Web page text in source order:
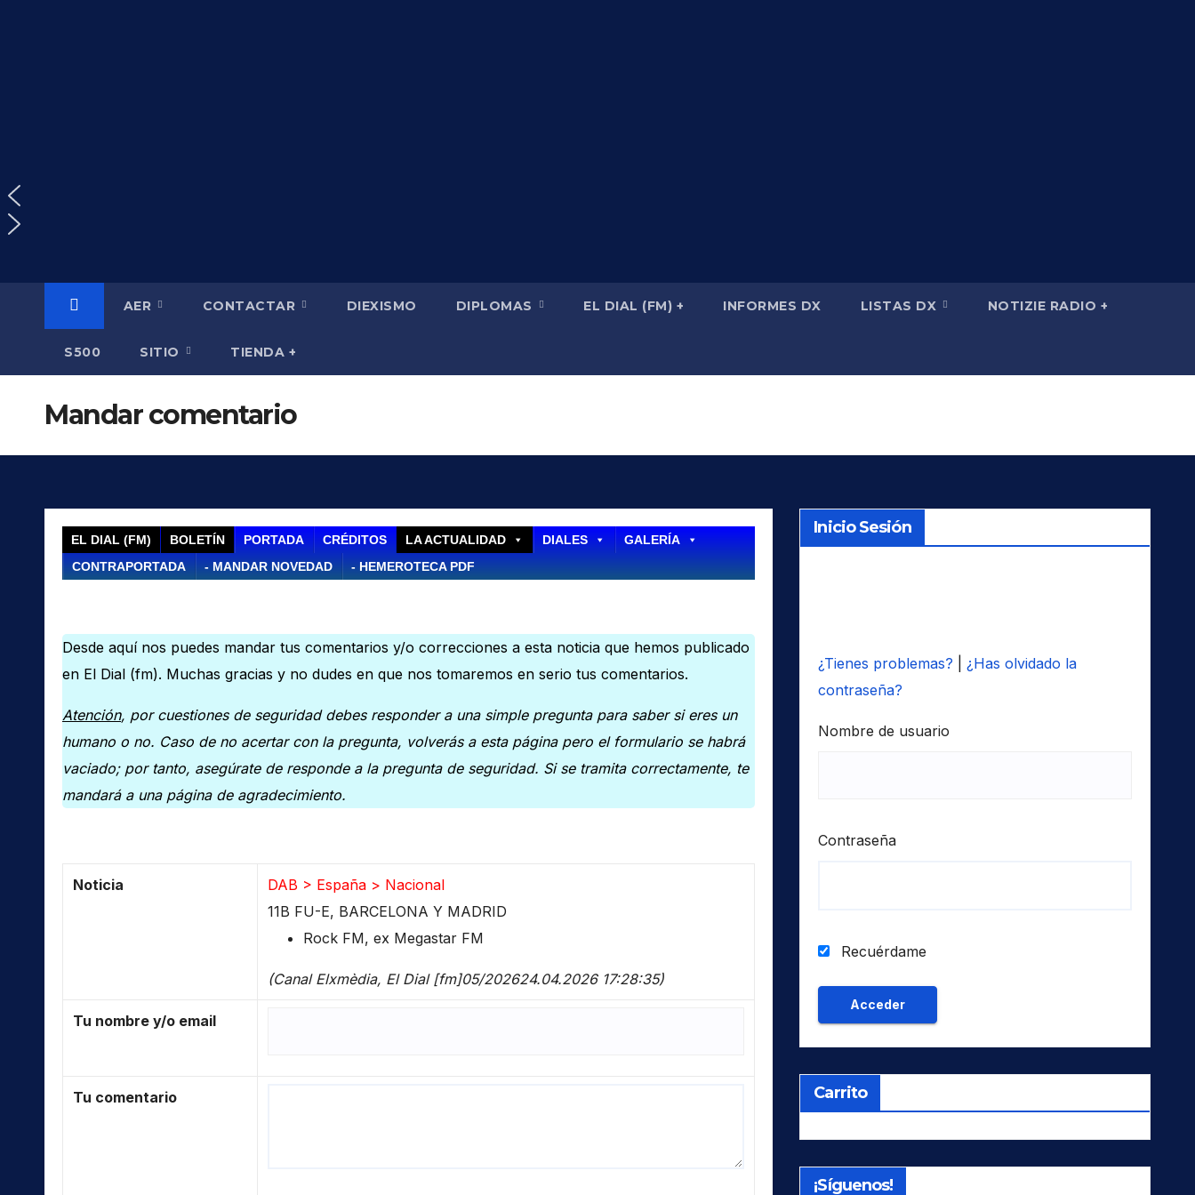
AER CONTACTAR DIEXISMO DIPLOMAS EL DIAL (FM) + INFORMES DX LISTAS DX NOTIZIE RADIO +
S500 SITIO TIENDA +
Mandar comentario
EL DIAL (FM) BOLETÍN PORTADA CRÉDITOS LA ACTUALIDAD DIALES
GALERÍA
CONTRAPORTADA
- MANDAR NOVEDAD - HEMEROTECA PDF
Desde aquí nos puedes mandar tus comentarios y/o correcciones a esta noticia que hemos publicado
en El Dial (fm). Muchas gracias y no dudes en que nos tomaremos en serio tus comentarios.
Atención, por cuestiones de seguridad debes responder a una simple pregunta para saber si eres un
humano o no. Caso de no acertar con la pregunta, volverás a esta página pero el formulario se habrá
vaciado; por tanto, asegúrate de responde a la pregunta de seguridad. Si se tramita correctamente, te
mandará a una página de agradecimiento.
Noticia
DAB > España > Nacional
11B FU-E, BARCELONA Y MADRID
Rock FM, ex Megastar FM
(Canal Elxmèdia, El Dial [fm]05/202624.04.2026 17:28:35)
Tu nombre y/o email
Tu comentario
Inicio Sesión
¿Tienes problemas?
¿Has olvidado la
contraseña?
Nombre de usuario
Contraseña
Recuérdame
Carrito
¡Síguenos!